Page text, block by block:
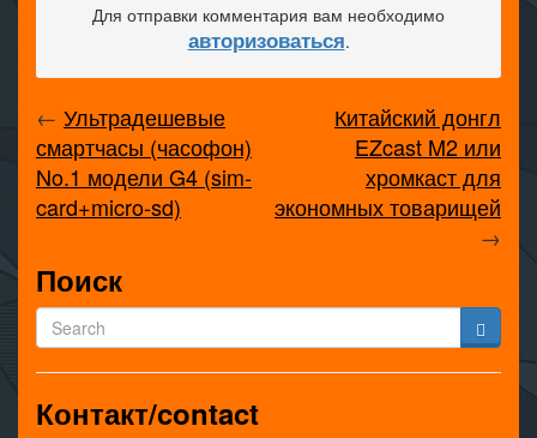
Для отправки комментария вам необходимо
авторизоваться.
← Ультрадешевые
смартчасы (часофон)
No.1 модели G4 (sim-
card+micro-sd)
Китайский донгл
EZcast M2 или
хромкаст для
экономных товарищей
→
Поиск
Контакт/contact